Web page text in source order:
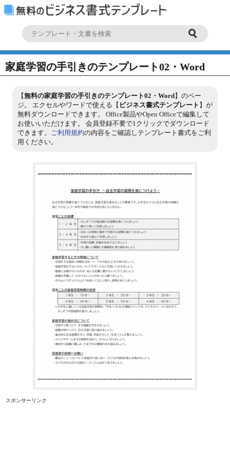
家庭学習の手引きのテンプレート02・Word
【無料の家庭学習の手引きのテンプレート02・Word】のペー
ジ。 エクセルやワードで使える【 ビジネス書式テンプレート 】が
無料ダウンロードできます。 Office製品やOpen Officeで編集して
お使いいただけます。 会員登録不要で1クリックでダウンロード
できます。 ご利用規約の内容をご確認しテンプレート書式をご利
用ください。
スポンサーリンク